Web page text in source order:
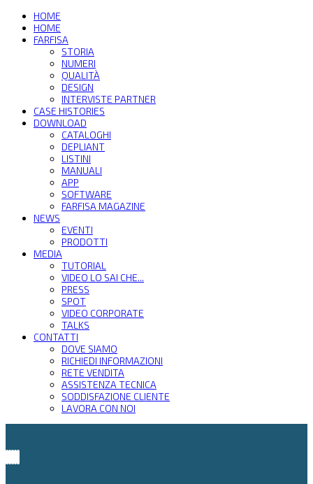
HOME
HOME
FARFISA
STORIA
NUMERI
QUALITÀ
DESIGN
INTERVISTE PARTNER
CASE HISTORIES
DOWNLOAD
CATALOGHI
DEPLIANT
LISTINI
MANUALI
APP
SOFTWARE
FARFISA MAGAZINE
NEWS
EVENTI
PRODOTTI
MEDIA
TUTORIAL
VIDEO LO SAI CHE...
PRESS
SPOT
VIDEO CORPORATE
TALKS
CONTATTI
DOVE SIAMO
RICHIEDI INFORMAZIONI
RETE VENDITA
ASSISTENZA TECNICA
SODDISFAZIONE CLIENTE
LAVORA CON NOI